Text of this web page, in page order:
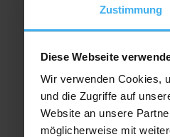
Zustimmung
Diese Webseite
Wir verwenden Cookies,
und die Zugriffe auf
Website an unsere
möglicherweise mit